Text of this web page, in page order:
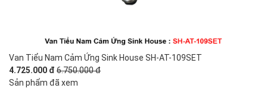
Van Tiểu Nam Cảm Ứng Sink House SH-AT-109SET
4.725.000 đ 6.750.000 đ
Sản phẩm đã xem